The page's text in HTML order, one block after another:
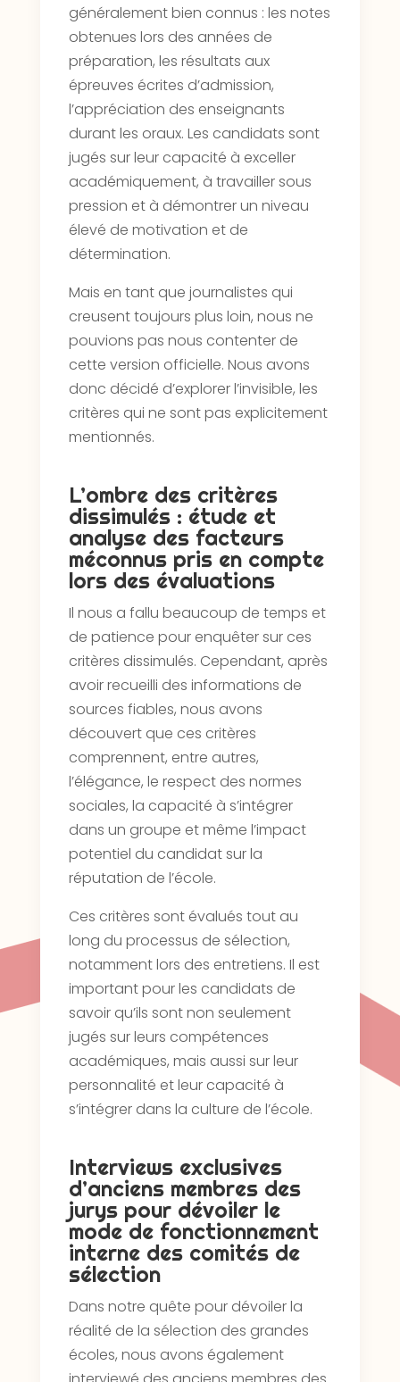
généralement bien connus : les notes
obtenues lors des années de
préparation, les résultats aux
épreuves écrites d’admission,
l’appréciation des enseignants
durant les oraux. Les candidats sont
jugés sur leur capacité à exceller
académiquement, à travailler sous
pression et à démontrer un niveau
élevé de motivation et de
détermination.
Mais en tant que journalistes qui
creusent toujours plus loin, nous ne
pouvions pas nous contenter de
cette version officielle. Nous avons
donc décidé d’explorer l’invisible, les
critères qui ne sont pas explicitement
mentionnés.
L’ombre des critères
dissimulés : étude et
analyse des facteurs
méconnus pris en compte
lors des évaluations
Il nous a fallu beaucoup de temps et
de patience pour enquêter sur ces
critères dissimulés. Cependant, après
avoir recueilli des informations de
sources fiables, nous avons
découvert que ces critères
comprennent, entre autres,
l’élégance, le respect des normes
sociales, la capacité à s’intégrer
dans un groupe et même l’impact
potentiel du candidat sur la
réputation de l’école.
Ces critères sont évalués tout au
long du processus de sélection,
notamment lors des entretiens. Il est
important pour les candidats de
savoir qu’ils sont non seulement
jugés sur leurs compétences
académiques, mais aussi sur leur
personnalité et leur capacité à
s’intégrer dans la culture de l’école.
Interviews exclusives
d’anciens membres des
jurys pour dévoiler le
mode de fonctionnement
interne des comités de
sélection
Dans notre quête pour dévoiler la
réalité de la sélection des grandes
écoles, nous avons également